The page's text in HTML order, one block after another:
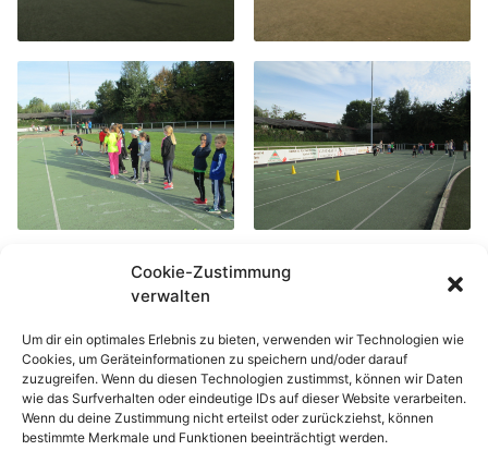
Cookie-Zustimmung
verwalten
Um dir ein optimales Erlebnis zu bieten, verwenden wir Technologien wie
Cookies, um Geräteinformationen zu speichern und/oder darauf
zuzugreifen. Wenn du diesen Technologien zustimmst, können wir Daten
wie das Surfverhalten oder eindeutige IDs auf dieser Website verarbeiten.
Wenn du deine Zustimmung nicht erteilst oder zurückziehst, können
bestimmte Merkmale und Funktionen beeinträchtigt werden.